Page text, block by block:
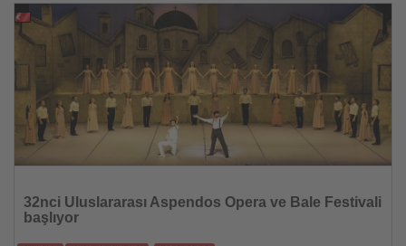
06.09.2025
32nci Uluslararası Aspendos Opera ve Bale Festivali
başlıyor